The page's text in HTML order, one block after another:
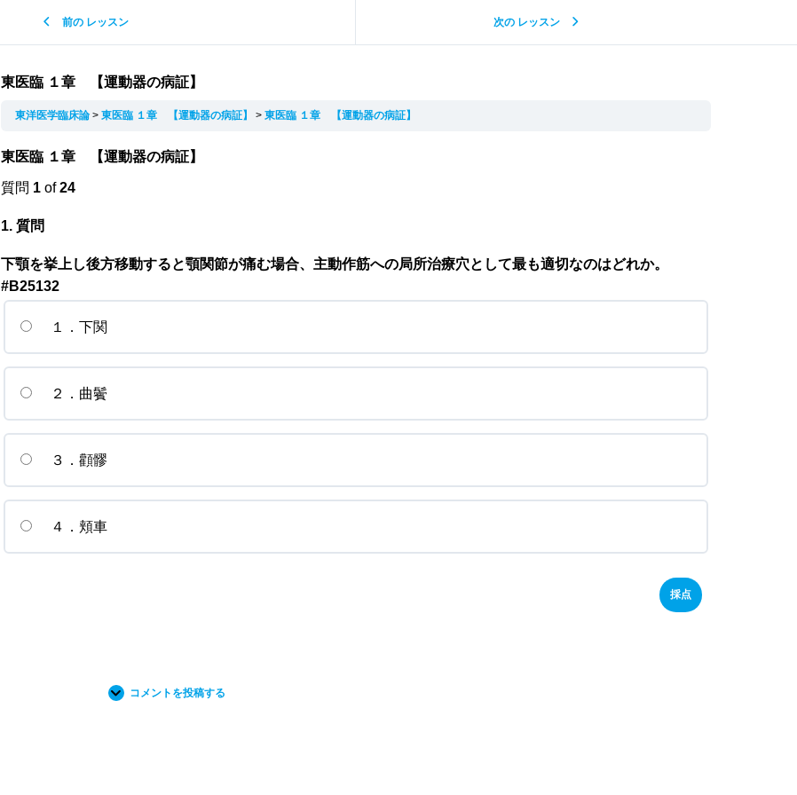
前の レッスン 次の レッスン
東医臨 １章 【運動器の病証】
東洋医学臨床論 東医臨 １章 【運動器の病証】 東医臨 １章 【運動器の病証】
東医臨 １章 【運動器の病証】
質問 1 of24
1. 質問
下顎を挙上し後方移動すると顎関節が痛む場合、主動作筋への局所治療穴として最も適切なのはどれか。
#B25132
１．下関
２．曲鬢
３．顴髎
４．頬車
コメントを投稿する